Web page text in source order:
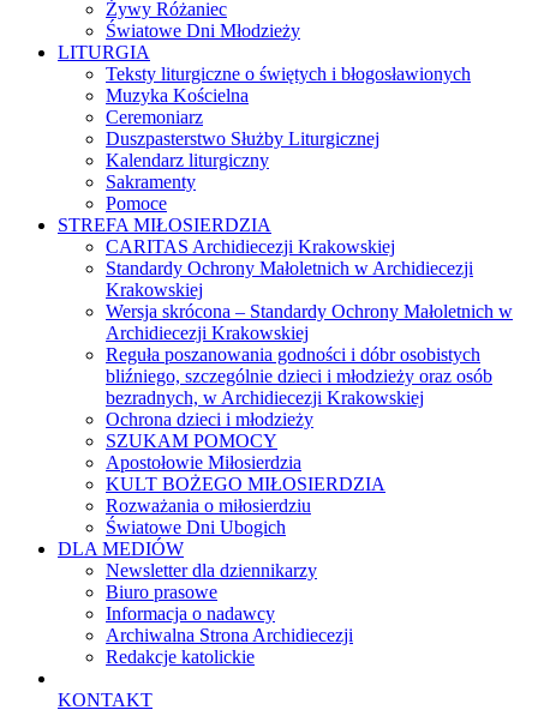
Żywy Różaniec
Światowe Dni Młodzieży
LITURGIA
Teksty liturgiczne o świętych i błogosławionych
Muzyka Kościelna
Ceremoniarz
Duszpasterstwo Służby Liturgicznej
Kalendarz liturgiczny
Sakramenty
Pomoce
STREFA MIŁOSIERDZIA
CARITAS Archidiecezji Krakowskiej
Standardy Ochrony Małoletnich w Archidiecezji
Krakowskiej
Wersja skrócona – Standardy Ochrony Małoletnich w
Archidiecezji Krakowskiej
Reguła poszanowania godności i dóbr osobistych
bliźniego, szczególnie dzieci i młodzieży oraz osób
bezradnych, w Archidiecezji Krakowskiej
Ochrona dzieci i młodzieży
SZUKAM POMOCY
Apostołowie Miłosierdzia
KULT BOŻEGO MIŁOSIERDZIA
Rozważania o miłosierdziu
Światowe Dni Ubogich
DLA MEDIÓW
Newsletter dla dziennikarzy
Biuro prasowe
Informacja o nadawcy
Archiwalna Strona Archidiecezji
Redakcje katolickie
KONTAKT